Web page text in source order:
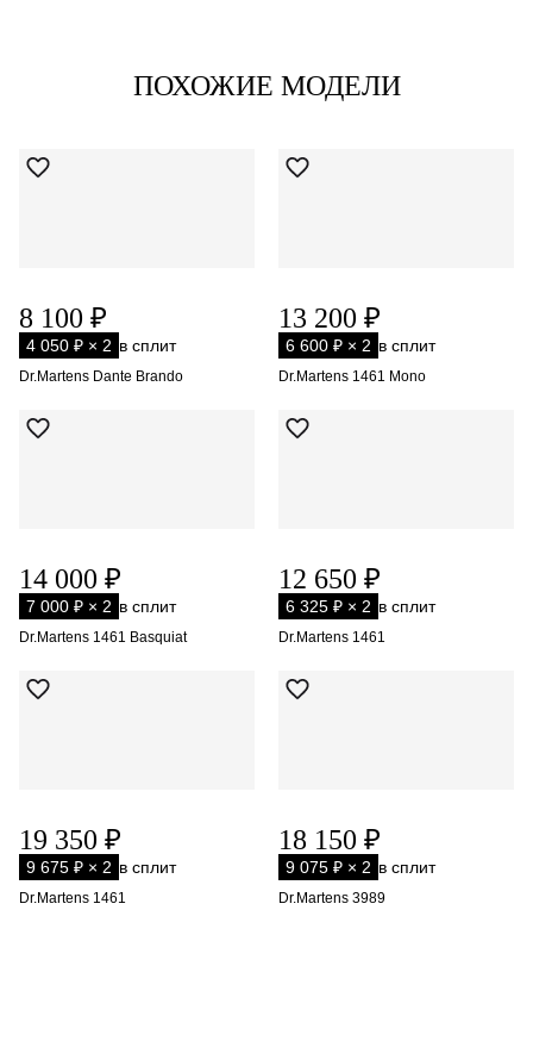
ПОХОЖИЕ МОДЕЛИ
8 100 ₽
4 050 ₽ × 2 в сплит
Dr.Martens Dante Brando
13 200 ₽
6 600 ₽ × 2 в сплит
Dr.Martens 1461 Mono
14 000 ₽
7 000 ₽ × 2 в сплит
Dr.Martens 1461 Basquiat
12 650 ₽
6 325 ₽ × 2 в сплит
Dr.Martens 1461
19 350 ₽
9 675 ₽ × 2 в сплит
Dr.Martens 1461
18 150 ₽
9 075 ₽ × 2 в сплит
Dr.Martens 3989